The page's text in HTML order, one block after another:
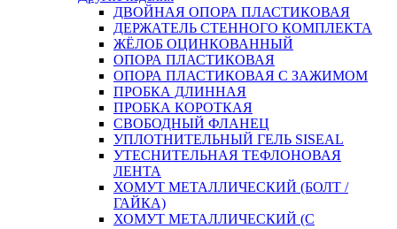
ДВОЙНАЯ ОПОРА ПЛАСТИКОВАЯ
ДЕРЖАТЕЛЬ СТЕННОГО КОМПЛЕКТА
ЖЁЛОБ ОЦИНКОВАННЫЙ
ОПОРА ПЛАСТИКОВАЯ
ОПОРА ПЛАСТИКОВАЯ С ЗАЖИМОМ
ПРОБКА ДЛИННАЯ
ПРОБКА КОРОТКАЯ
СВОБОДНЫЙ ФЛАНЕЦ
УПЛОТНИТЕЛЬНЫЙ ГЕЛЬ SISEAL
УТЕСНИТЕЛЬНАЯ ТЕФЛОНОВАЯ
ЛЕНТА
ХОМУТ МЕТАЛЛИЧЕСКИЙ (БОЛТ /
ГАЙКА)
ХОМУТ МЕТАЛЛИЧЕСКИЙ (С